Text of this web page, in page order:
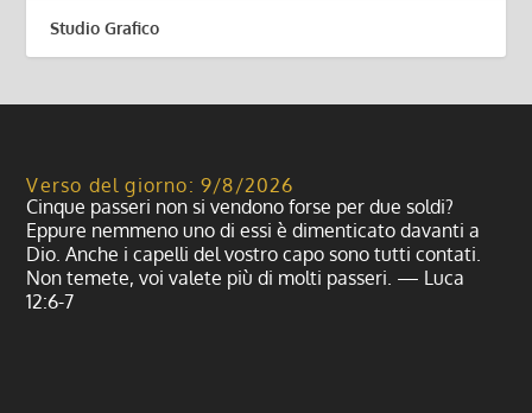
Studio Grafico
Verso del giorno: 9/8/2026
Cinque passeri non si vendono forse per due soldi?
Eppure nemmeno uno di essi è dimenticato davanti a
Dio. Anche i capelli del vostro capo sono tutti contati.
Non temete, voi valete più di molti passeri. — Luca
12:6-7